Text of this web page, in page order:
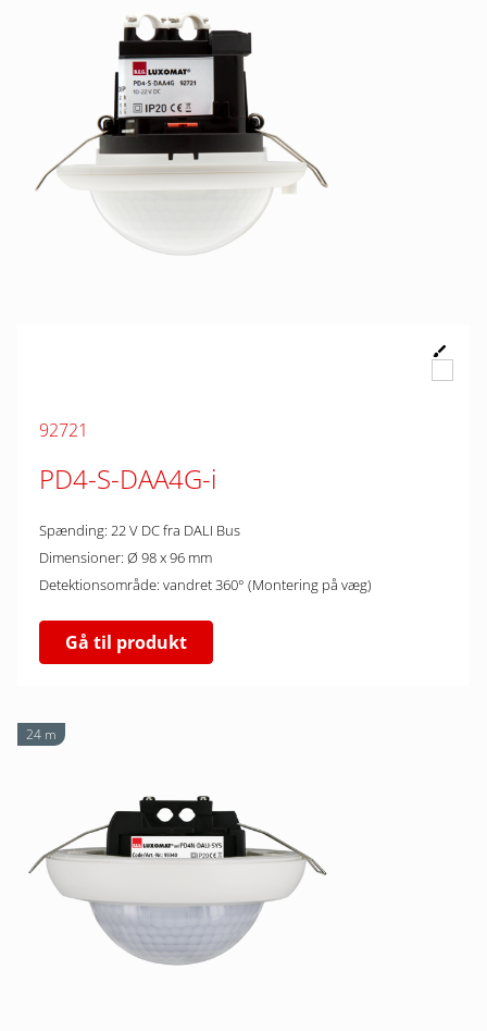
92721
PD4-S-DAA4G-i
Spænding: 22 V DC fra DALI Bus
Dimensioner: Ø 98 x 96 mm
Detektionsområde: vandret 360° (Montering på væg)
Gå til produkt
24 m